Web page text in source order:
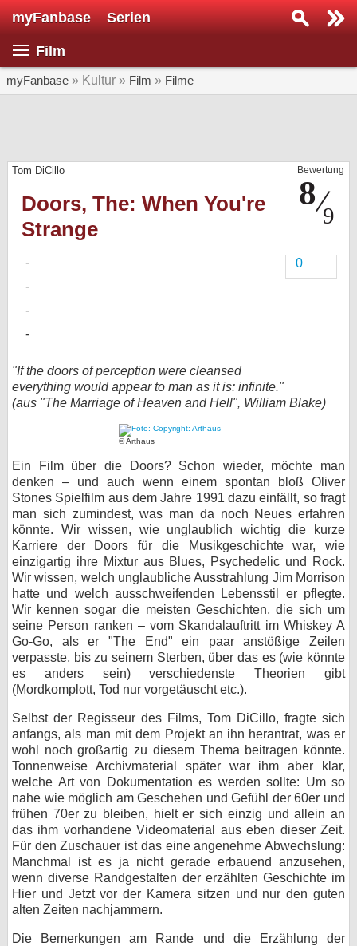
myFanbase Serien
Film
myFanbase » Kultur » Film » Filme
Bewertung
Tom DiCillo
Doors, The: When You're
Strange
0
"If the doors of perception were cleansed
everything would appear to man as it is: infinite."
(aus "The Marriage of Heaven and Hell", William Blake)
© Arthaus
Ein Film über die Doors? Schon wieder, möchte man
denken – und auch wenn einem spontan bloß Oliver
Stones Spielfilm aus dem Jahre 1991 dazu einfällt, so fragt
man sich zumindest, was man da noch Neues erfahren
könnte. Wir wissen, wie unglaublich wichtig die kurze
Karriere der Doors für die Musikgeschichte war, wie
einzigartig ihre Mixtur aus Blues, Psychedelic und Rock.
Wir wissen, welch unglaubliche Ausstrahlung Jim Morrison
hatte und welch ausschweifenden Lebensstil er pflegte.
Wir kennen sogar die meisten Geschichten, die sich um
seine Person ranken – vom Skandalauftritt im Whiskey A
Go-Go, als er "The End" ein paar anstößige Zeilen
verpasste, bis zu seinem Sterben, über das es (wie könnte
es anders sein) verschiedenste Theorien gibt
(Mordkomplott, Tod nur vorgetäuscht etc.).
Selbst der Regisseur des Films, Tom DiCillo, fragte sich
anfangs, als man mit dem Projekt an ihn herantrat, was er
wohl noch großartig zu diesem Thema beitragen könnte.
Tonnenweise Archivmaterial später war ihm aber klar,
welche Art von Dokumentation es werden sollte: Um so
nahe wie möglich am Geschehen und Gefühl der 60er und
frühen 70er zu bleiben, hielt er sich einzig und allein an
das ihm vorhandene Videomaterial aus eben dieser Zeit.
Für den Zuschauer ist das eine angenehme Abwechslung:
Manchmal ist es ja nicht gerade erbauend anzusehen,
wenn diverse Randgestalten der erzählten Geschichte im
Hier und Jetzt vor der Kamera sitzen und nur den guten
alten Zeiten nachjammern.
Die Bemerkungen am Rande und die Erzählung der
Serie suchen...
SERIEN
Veranstaltungen
bei X
Kontakt
Nutzungsbedingungen
Datenschutz
Cookie-Einstellungen
Impressum
Desktop-Ansicht
myFanbase